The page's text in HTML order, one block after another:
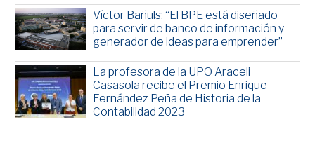
Víctor Bañuls: “El BPE está diseñado
para servir de banco de información y
generador de ideas para emprender”
La profesora de la UPO Araceli
Casasola recibe el Premio Enrique
Fernández Peña de Historia de la
Contabilidad 2023